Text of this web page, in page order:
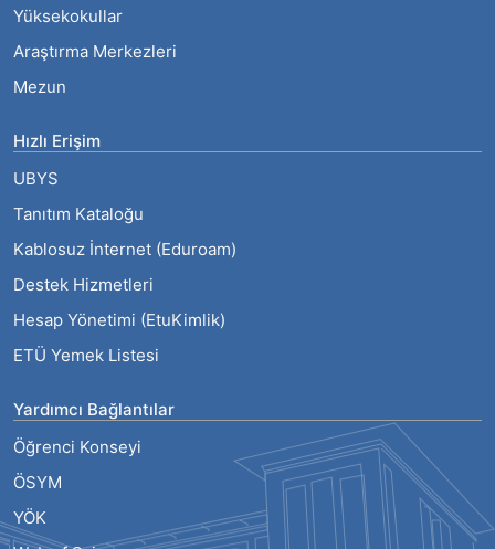
Yüksekokullar
Araştırma Merkezleri
Mezun
Hızlı Erişim
UBYS
Tanıtım Kataloğu
Kablosuz İnternet (Eduroam)
Destek Hizmetleri
Hesap Yönetimi (EtuKimlik)
ETÜ Yemek Listesi
Yardımcı Bağlantılar
Öğrenci Konseyi
ÖSYM
YÖK